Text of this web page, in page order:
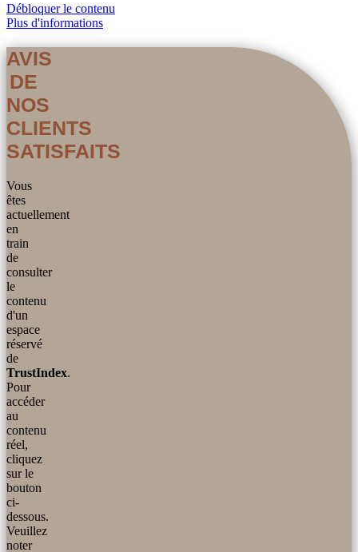
Débloquer le contenu
Plus d'informations
AVIS
DE
NOS
CLIENTS
SATISFAITS
Vous
êtes
actuellement
en
train
de
consulter
le
contenu
d'un
espace
réservé
de
TrustIndex.
Pour
accéder
au
contenu
réel,
cliquez
sur le
bouton
ci-
dessous.
Veuillez
noter